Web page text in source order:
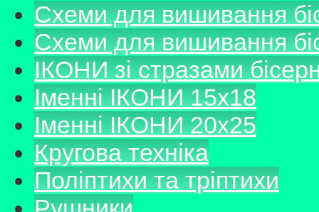
Схеми для вишивання
Схеми для вишивання
ІКОНИ зі стразами
Іменні ІКОНИ 15х18
Іменні ІКОНИ 20х25
Кругова техніка
Поліптихи та тріптихи